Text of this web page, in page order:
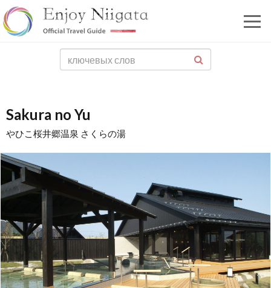
Sakura no Yu
やひこ桜井郷温泉 さくらの湯